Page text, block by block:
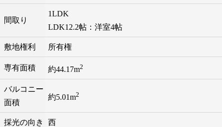
間取り
1LDK
LDK12.2帖：洋室4帖
敷地権利 所有権
専有面積 約44.17m2
バルコニー
面積
約5.01m2
採光の向き 西